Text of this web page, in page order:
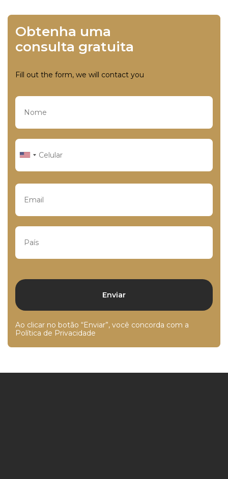
Obtenha uma
consulta gratuita
Fill out the form, we will contact you
Ao clicar no botão “Enviar”, você concorda com a
Política de Privacidade